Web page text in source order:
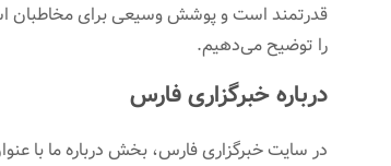
قدرتمند است و پوشش وسیعی برای مخاطبان
را توضیح می‌دهیم.
درباره خبرگزاری فارس
در سایت خبرگزاری فارس، بخش درباره ما با